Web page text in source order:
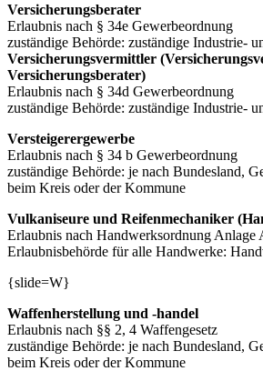
Versicherungsberater
Erlaubnis nach § 34e Gewerbeordnung
zuständige Behörde: zuständige Industrie-
Versicherungsvermittler
Versicherungsberater)
Erlaubnis nach § 34d Gewerbeordnung
zuständige Behörde: zuständige Industrie-
Versteigerergewerbe
Erlaubnis nach § 34 b Gewerbeordnung
zuständige Behörde: je nach Bundesland,
beim Kreis oder der Kommune
Vulkaniseure und Reifenmechaniker
Erlaubnis nach Handwerksordnung Anlage
Erlaubnisbehörde für alle Handwerke:
{slide=W}
Waffenherstellung und -handel
Erlaubnis nach §§ 2, 4 Waffengesetz
zuständige Behörde: je nach Bundesland,
beim Kreis oder der Kommune